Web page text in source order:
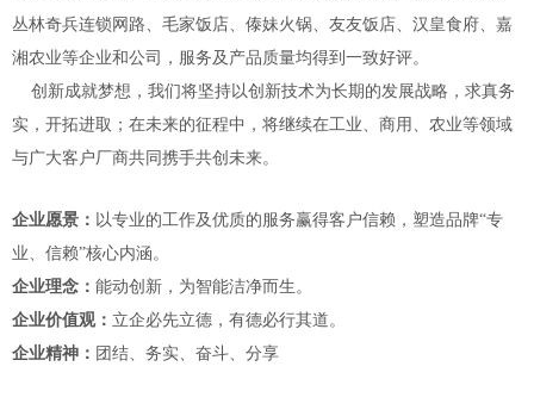
丛林奇兵连锁网路、毛家饭店、傣妹火锅、友友饭店、汉皇食府、嘉
湘农业等企业和公司，服务及产品质量均得到一致好评。
创新成就梦想，我们将坚持以创新技术为长期的发展战略，求真务
实，开拓进取；在未来的征程中，将继续在工业、商用、农业等领域
与广大客户厂商共同携手共创未来。
企业愿景： 以专业的工作及优质的服务赢得客户信赖，塑造品牌“专
业、信赖”核心内涵。
企业理念： 能动创新，为智能洁净而生。
企业价值观： 立企必先立德，有德必行其道。
企业精神： 团结、务实、奋斗、分享